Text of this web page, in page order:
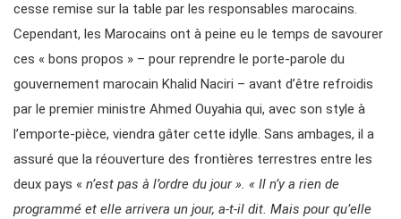
cesse remise sur la table par les responsables marocains.
Cependant, les Marocains ont à peine eu le temps de savourer
ces « bons propos » – pour reprendre le porte-parole du
gouvernement marocain Khalid Naciri – avant d’être refroidis
par le premier ministre Ahmed Ouyahia qui, avec son style à
l’emporte-pièce, viendra gâter cette idylle. Sans ambages, il a
assuré que la réouverture des frontières terrestres entre les
deux pays « n’est pas à l’ordre du jour ». « Il n’y a rien de
programmé et elle arrivera un jour, a-t-il dit. Mais pour qu’elle